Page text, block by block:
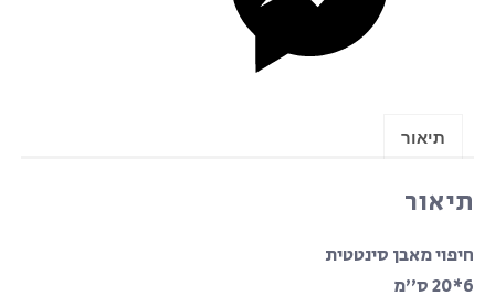
תיאור
תיאור
חיפוי מאבן סינטטית
6*20 ס”מ